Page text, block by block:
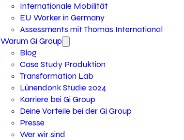
Internationale Mobilität
EU Worker in Germany
Assessments mit Thomas International
Warum Gi Group
Blog
Case Study Produktion
Transformation Lab
Lünendonk Studie 2024
Karriere bei Gi Group
Deine Vorteile bei der Gi Group
Presse
Wer wir sind